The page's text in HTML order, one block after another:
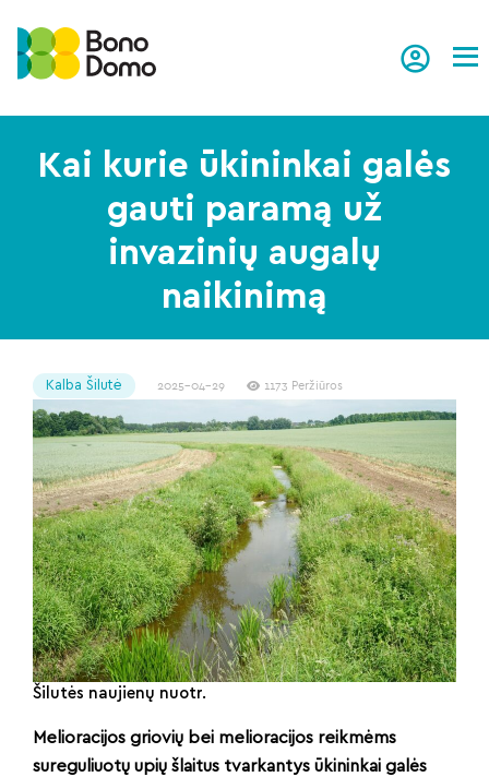
Kai kurie ūkininkai galės
gauti paramą už
invazinių augalų
naikinimą
Kalba Šilutė 2025-04-29 1173 Peržiūros
Šilutės naujienų nuotr.
Melioracijos griovių bei melioracijos reikmėms
sureguliuotų upių šlaitus tvarkantys ūkininkai galės